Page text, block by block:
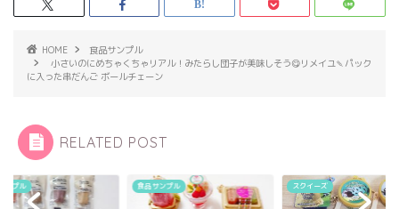
HOME
食品サンプル
小さいのにめちゃくちゃリアル！みたらし団子が美味しそう😋リメイユ🍡パック
に入った串だんご ボールチェーン
RELATED POST
ンプル 食品サンプル スクイーズ